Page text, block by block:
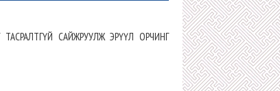
САЙЖРУУЛЖ ЭРҮҮЛ ОРЧИНГ